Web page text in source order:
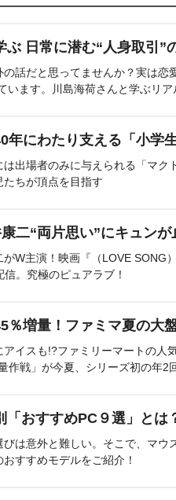
ぶ 日常に潜む“人身取引”
の話だと思ってませんか？実は恋
います。川島海荷さんと学ぶリア
年にわたり支える「小学
は出場者のみに与えられる「マク
たちが頂点を目指す
二“両片思い”にキュンが
W主演！映画『（LOVE SONG
。究極のピュアラブ！
％増量！ファミマ夏の大
アイスも!?ファミリーマートの人
作戦」が今夏、シリーズ初の年2
「おすすめPC９選」とは
びは意外と難しい。そこで、マウ
すすめモデルをご紹介！